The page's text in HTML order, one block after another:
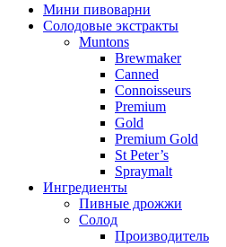
Мини пивоварни
Солодовые экстракты
Muntons
Brewmaker
Canned
Connoisseurs
Premium
Gold
Premium Gold
St Peter’s
Spraymalt
Ингредиенты
Пивные дрожжи
Солод
Производитель